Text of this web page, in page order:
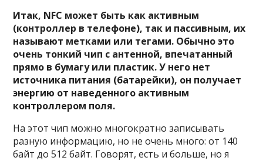
Итак, NFC может быть как активным
(контроллер в телефоне), так и пассивным, их
называют метками или тегами. Обычно это
очень тонкий чип с антенной, впечатанный
прямо в бумагу или пластик. У него нет
источника питания (батарейки), он получает
энергию от наведенного активным
контроллером поля.
На этот чип можно многократно записывать
разную информацию, но не очень много: от 140
байт до 512 байт. Говорят, есть и больше, но я